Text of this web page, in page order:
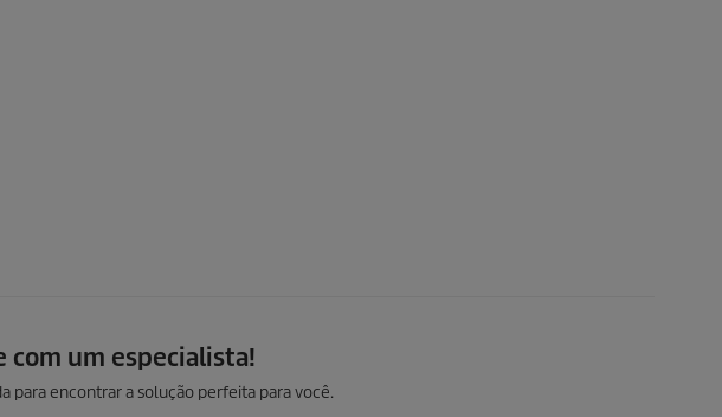
com um especialista!
para encontrar a solução perfeita para você.